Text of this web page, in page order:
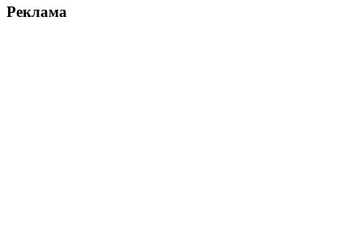
Реклама